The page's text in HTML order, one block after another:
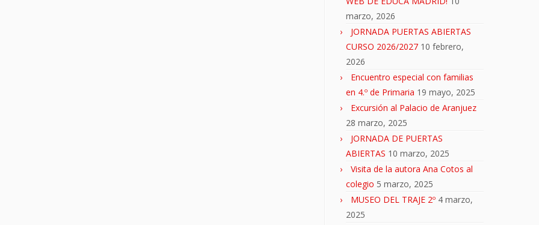
marzo, 2026
JORNADA PUERTAS ABIERTAS
CURSO 2026/2027 10 febrero,
2026
Encuentro especial con familias
en 4.º de Primaria 19 mayo, 2025
Excursión al Palacio de Aranjuez
28 marzo, 2025
JORNADA DE PUERTAS
ABIERTAS 10 marzo, 2025
Visita de la autora Ana Cotos al
colegio 5 marzo, 2025
MUSEO DEL TRAJE 2º 4 marzo,
2025